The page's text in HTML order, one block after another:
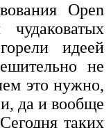
Open
идеей
не
это нужно,
да и вообще
таких